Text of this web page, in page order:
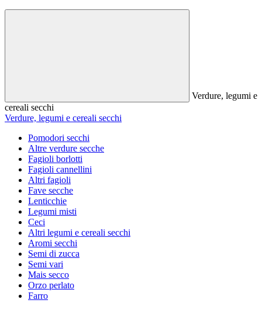
Verdure, legumi e
cereali secchi
Verdure, legumi e cereali secchi
Pomodori secchi
Altre verdure secche
Fagioli borlotti
Fagioli cannellini
Altri fagioli
Fave secche
Lenticchie
Legumi misti
Ceci
Altri legumi e cereali secchi
Aromi secchi
Semi di zucca
Semi vari
Mais secco
Orzo perlato
Farro